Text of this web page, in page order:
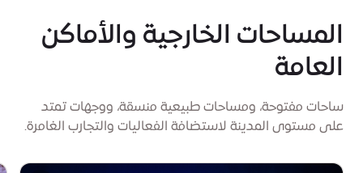
المساحات الخارجية والأماكن
العامة
ساحات مفتوحة، ومساحات طبيعية منسقة، ووجهات تمتد
على مستوى المدينة لاستضافة الفعاليات والتجارب الغامرة.